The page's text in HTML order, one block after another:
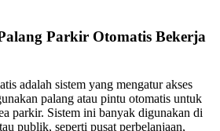
Parkir Otomatis Bekerja
adalah sistem yang mengatur akses
palang atau pintu otomatis untuk
parkir. Sistem ini banyak digunakan di
publik, seperti pusat perbelanjaan,